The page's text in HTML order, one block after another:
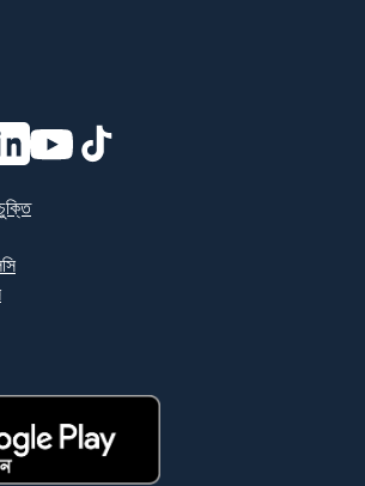
খুলবে)
উইন্ডোতে খুলবে)
(নতুন উইন্ডোতে খুলবে)
(নতুন উইন্ডোতে খুলবে)